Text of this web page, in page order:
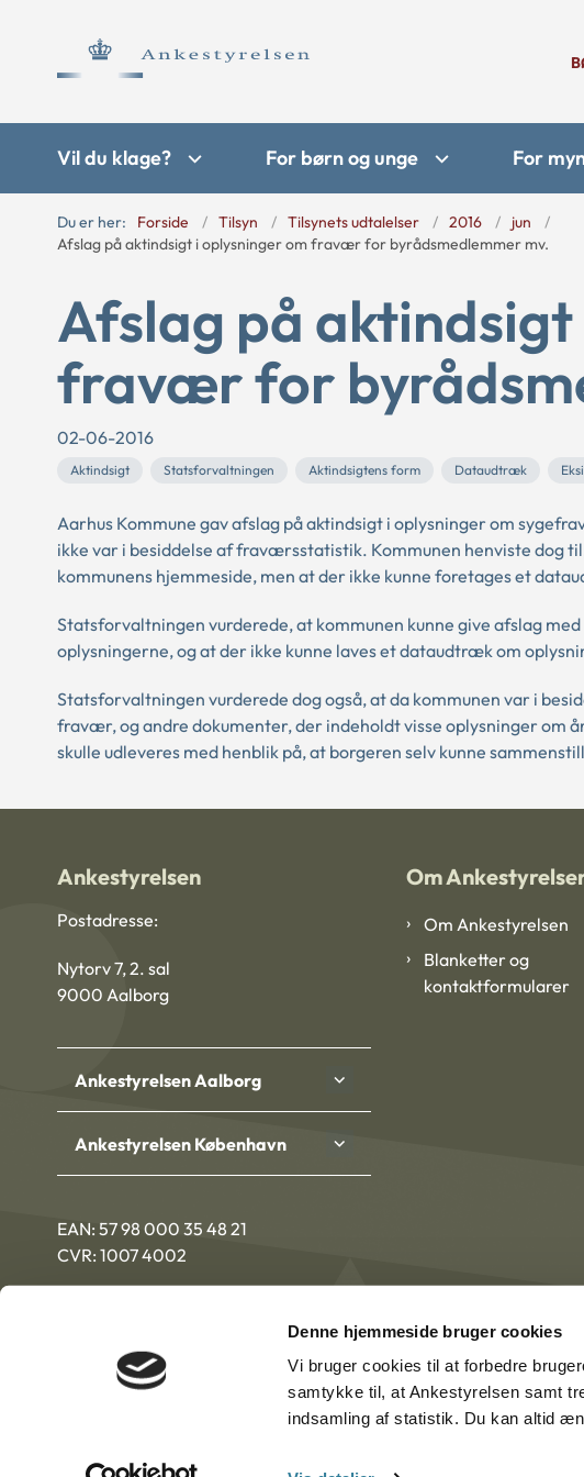
Denne hjemmeside bruger cookies
Vi bruger cookies til at forbedre
samtykke til, at Ankestyrelsen samt
indsamling af statistik. Du kan altid
Vil du klage? For børn og unge For
Du er her: Forside Tilsyn Tilsynets udtalelser 2016
jun
Afslag på aktindsigt i oplysninger om fravær for byrådsmedlemmer mv.
Afslag på
fravær for
02-06-2016
Aktindsigt Statsforvaltningen Aktindsigtens form Dataudtræk
Aarhus Kommune gav afslag på aktindsigt i oplysninger om
ikke var i besiddelse af fraværsstatistik. Kommunen henviste dog
kommunens hjemmeside, men at der ikke kunne foretages et
Statsforvaltningen vurderede, at kommunen kunne give afslag
oplysningerne, og at der ikke kunne laves et dataudtræk om
Statsforvaltningen vurderede dog også, at da kommunen var i
fravær, og andre dokumenter, der indeholdt visse oplysninger om
skulle udleveres med henblik på, at borgeren selv kunne
Ankestyrelsen
Postadresse:
Nytorv 7, 2. sal
9000 Aalborg
Ankestyrelsen Aalborg
Ankestyrelsen København
EAN: 57 98 000 35 48 21
CVR: 1007 4002
Om
Om Ankestyrelsen
Blanketter og
kontaktformularer